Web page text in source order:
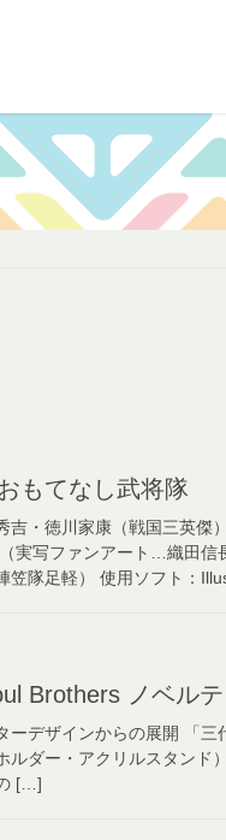
もてなし武将隊
吉・徳川家康（戦国三英傑
実写ファンアート…織田信
笠隊足軽） 使用ソフト：
Brothers ノベルテ
ーデザインからの展開 「
ルダー・アクリルスタン
[…]